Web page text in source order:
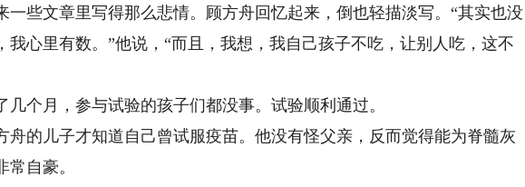
些文章里写得那么悲情。顾方舟回忆起来，倒也轻描淡写。“其实也没
我心里有数。”他说，“而且，我想，我自己孩子不吃，让别人吃，这不
个月，参与试验的孩子们都没事。试验顺利通过。
的儿子才知道自己曾试服疫苗。他没有怪父亲，反而觉得能为脊髓灰
自豪。